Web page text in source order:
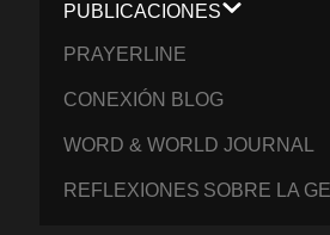
PUBLICACIONES
PRAYERLINE
CONEXIÓN BLOG
WORD & WORLD JOURNAL
REFLEXIONES SOBRE LA